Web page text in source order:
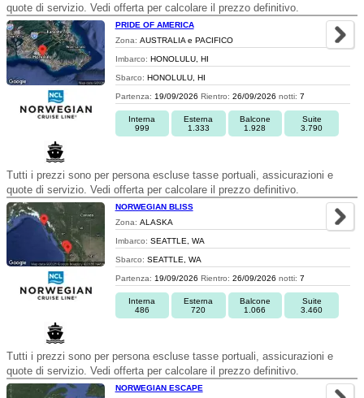
quote di servizio. Vedi offerta per calcolare il prezzo definitivo.
PRIDE OF AMERICA
Zona: AUSTRALIA e PACIFICO
Imbarco: HONOLULU, HI
Sbarco: HONOLULU, HI
Partenza: 19/09/2026 Rientro: 26/09/2026 notti: 7
Interna
999
Esterna
1.333
Balcone
1.928
Suite
3.790
Tutti i prezzi sono per persona escluse tasse portuali, assicurazioni e
quote di servizio. Vedi offerta per calcolare il prezzo definitivo.
NORWEGIAN BLISS
Zona: ALASKA
Imbarco: SEATTLE, WA
Sbarco: SEATTLE, WA
Partenza: 19/09/2026 Rientro: 26/09/2026 notti: 7
Interna
486
Esterna
720
Balcone
1.066
Suite
3.460
Tutti i prezzi sono per persona escluse tasse portuali, assicurazioni e
quote di servizio. Vedi offerta per calcolare il prezzo definitivo.
NORWEGIAN ESCAPE